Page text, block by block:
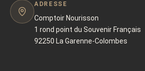
ADRESSE
Comptoir Nourisson
1 rond point du Souvenir Français
92250 La Garenne-Colombes